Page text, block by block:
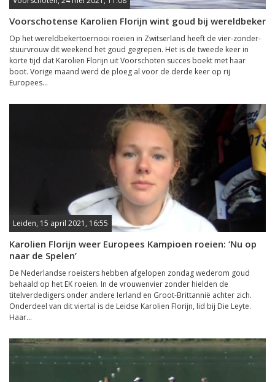
Voorschotense Karolien Florijn wint goud bij wereldbeker
Op het wereldbekertoernooi roeien in Zwitserland heeft de vier-zonder-
stuurvrouw dit weekend het goud gegrepen. Het is de tweede keer in
korte tijd dat Karolien Florijn uit Voorschoten succes boekt met haar
boot. Vorige maand werd de ploeg al voor de derde keer op rij
Europees...
Leiden, 15 april 2021, 16:55
Karolien Florijn weer Europees Kampioen roeien: ‘Nu op
naar de Spelen’
De Nederlandse roeisters hebben afgelopen zondag wederom goud
behaald op het EK roeien. In de vrouwenvier zonder hielden de
titelverdedigers onder andere Ierland en Groot-Brittannië achter zich.
Onderdeel van dit viertal is de Leidse Karolien Florijn, lid bij Die Leyte.
Haar...